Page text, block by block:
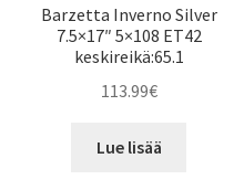
Barzetta Inverno Silver
7.5×17″ 5×108 ET42
keskireikä:65.1
113.99€
Lue lisää